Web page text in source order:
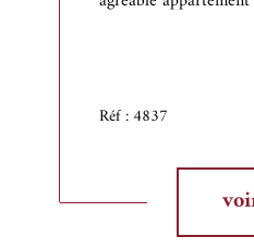
Réf : 4837